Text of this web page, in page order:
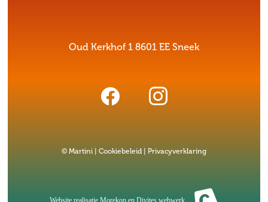
Oud Kerkhof 1 8601 EE Sneek
© Martini | Cookiebeleid Privacyverklaring